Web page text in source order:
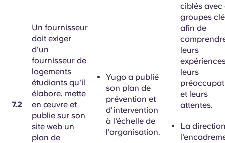
7.2
Un fournisseur
doit exiger
d'un
fournisseur de
logements
étudiants qu'il
élabore, mette
en œuvre et
publie sur son
site web un
plan de
Yugo a publié
son plan de
prévention et
d'intervention
à l'échelle de
l'organisation.
ciblés avec
groupes
afin de
leurs
leurs
et leurs
attentes.
La